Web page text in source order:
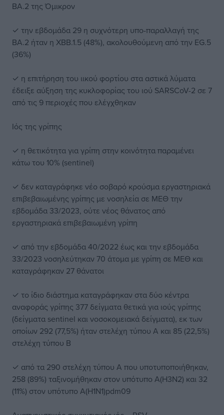
ΒΑ.2 της Όμικρον
✓ την εβδομάδα 29 η συχνότερη υπο-παραλλαγή της
ΒΑ.2 ήταν η XBB.1.5 (48%), ακολουθούμενη από την EG.5
(36%)
✓ η επιτήρηση του ιικού φορτίου στα αστικά λύματα
έδειξε αύξηση της κυκλοφορίας του ιού SARSCoV-2 σε 7
από τις 9 περιοχές που ελέγχθηκαν
Ιός της γρίπης
✓ η θετικότητα για γρίπη στην κοινότητα παραμένει
κάτω του 10% (sentinel)
✓ δεν καταγράφηκε νέο σοβαρό κρούσμα εργαστηριακά
επιβεβαιωμένης γρίπης με νοσηλεία σε ΜΕΘ την
εβδομάδα 33/2023, ούτε νέος θάνατος από
εργαστηριακά επιβεβαιωμένη γρίπη
✓ από την εβδομάδα 40/2022 έως και την εβδομάδα
33/2023 νοσηλεύτηκαν 70 άτομα με γρίπη σε ΜΕΘ και
καταγράφηκαν 27 θάνατοι
✓ το ίδιο διάστημα καταγράφηκαν στα δύο κέντρα
αναφοράς γρίπης 377 δείγματα θετικά για ιούς γρίπης
(δείγματα sentinel και νοσοκομειακά δείγματα), εκ των
οποίων 292 (77,5%) ήταν στελέχη τύπου Α και 85 (22,5%)
στελέχη τύπου Β
✓ από τα 290 στελέχη τύπου Α που υποτυποποιήθηκαν,
258 (89%) ταξινομήθηκαν στον υπότυπο Α(Η3Ν2) και 32
(11%) στον υπότυπο Α(Η1Ν1)pdm09